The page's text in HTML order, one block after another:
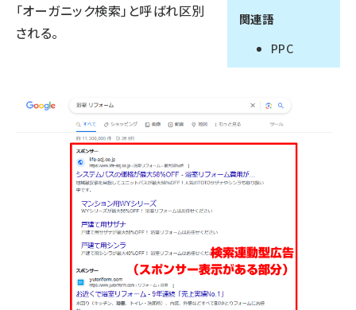
関連語
PPC
「オーガニック検索」と呼ばれ区別
される。